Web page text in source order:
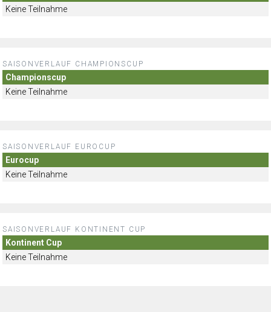
Keine Teilnahme
SAISONVERLAUF CHAMPIONSCUP
Championscup
Keine Teilnahme
SAISONVERLAUF EUROCUP
Eurocup
Keine Teilnahme
SAISONVERLAUF KONTINENT CUP
Kontinent Cup
Keine Teilnahme